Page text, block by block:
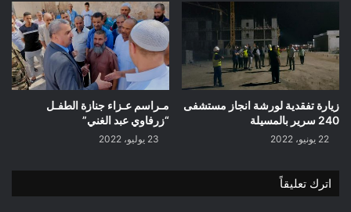
زيارة تفقدية لورشة انجاز مستشفى
240 سرير بالمسيلة
22 يونيو، 2022
مـراسم عـزاء جنازة الطفـل
“زرفاوي عبد الغني”
23 يوليو، 2022
اترك تعليقاً